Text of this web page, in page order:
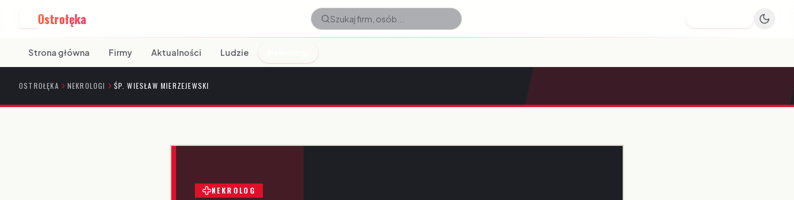
Ostrołęka
Strona główna Firmy Aktualności Ludzie
OSTROŁĘKA NEKROLOGI ŚP. WIESŁAW MIERZEJEWSKI
NEKROLOG